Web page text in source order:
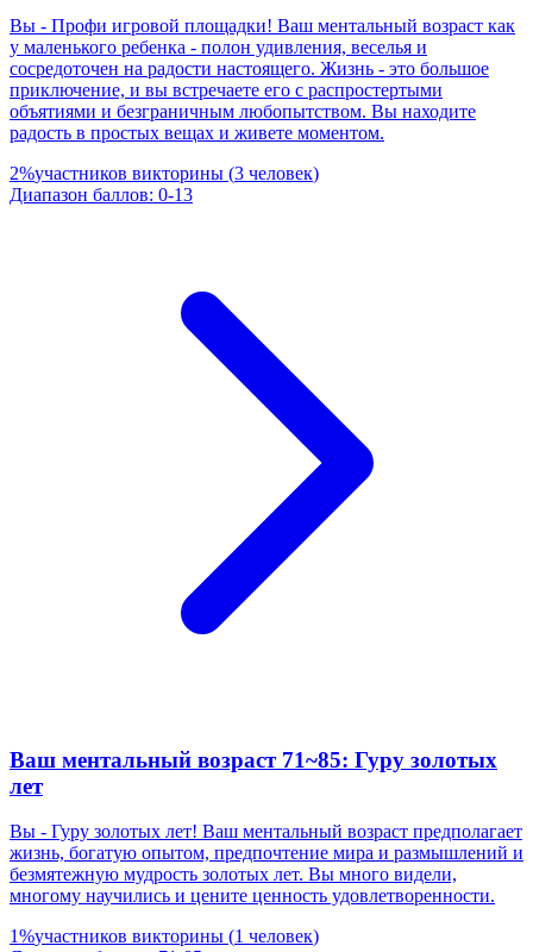
Вы - Профи игровой площадки! Ваш ментальный возраст как
у маленького ребенка - полон удивления, веселья и
сосредоточен на радости настоящего. Жизнь - это большое
приключение, и вы встречаете его с распростертыми
объятиями и безграничным любопытством. Вы находите
радость в простых вещах и живете моментом.
2%участников викторины (3 человек)
Диапазон баллов: 0-13
Ваш ментальный возраст 71~85: Гуру золотых
лет
Вы - Гуру золотых лет! Ваш ментальный возраст предполагает
жизнь, богатую опытом, предпочтение мира и размышлений и
безмятежную мудрость золотых лет. Вы много видели,
многому научились и цените ценность удовлетворенности.
1%участников викторины (1 человек)